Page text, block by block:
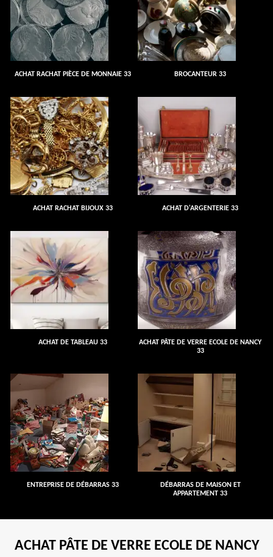
ACHAT RACHAT PIÈCE DE MONNAIE 33 BROCANTEUR 33
ACHAT RACHAT BIJOUX 33 ACHAT D'ARGENTERIE 33
ACHAT DE TABLEAU 33
ACHAT PÂTE DE VERRE ECOLE DE NANCY
33
ENTREPRISE DE DÉBARRAS 33
DÉBARRAS DE MAISON ET
APPARTEMENT 33
ACHAT PÂTE DE VERRE ECOLE DE NANCY